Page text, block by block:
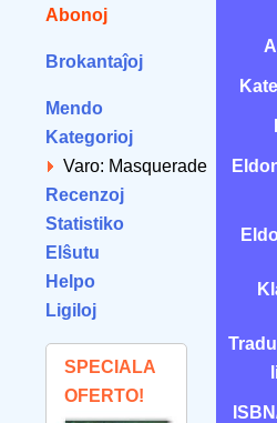
Abonoj
Brokantaĵoj
Mendo
Kategorioj
Varo: Masquerade
Recenzoj
Statistiko
Elŝutu
Helpo
Ligiloj
SPECIALA
OFERTO!